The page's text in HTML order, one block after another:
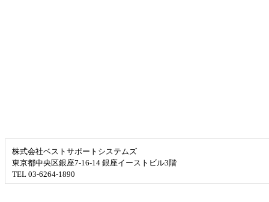
株式会社ベストサポートシステムズ
東京都中央区銀座7-16-14 銀座イーストビル3階
TEL 03-6264-1890